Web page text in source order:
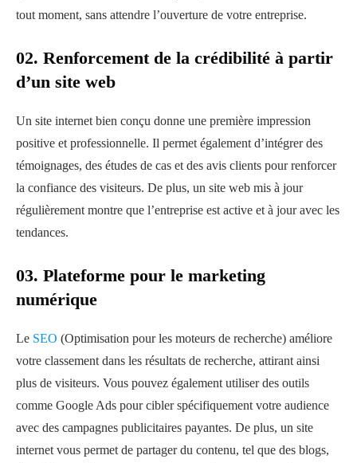
tout moment, sans attendre l’ouverture de votre entreprise.
02. Renforcement de la crédibilité à partir
d’un site web
Un site internet bien conçu donne une première impression
positive et professionnelle. Il permet également d’intégrer des
témoignages, des études de cas et des avis clients pour renforcer
la confiance des visiteurs. De plus, un site web mis à jour
régulièrement montre que l’entreprise est active et à jour avec les
tendances.
03. Plateforme pour le marketing
numérique
Le SEO (Optimisation pour les moteurs de recherche) améliore
votre classement dans les résultats de recherche, attirant ainsi
plus de visiteurs. Vous pouvez également utiliser des outils
comme Google Ads pour cibler spécifiquement votre audience
avec des campagnes publicitaires payantes. De plus, un site
internet vous permet de partager du contenu, tel que des blogs,